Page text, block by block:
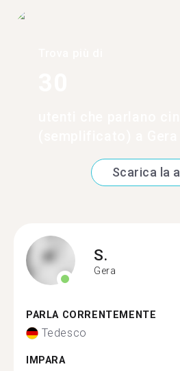
Scarica la
S.
Gera
PARLA CORRENTEMENTE
Tedesco
IMPARA